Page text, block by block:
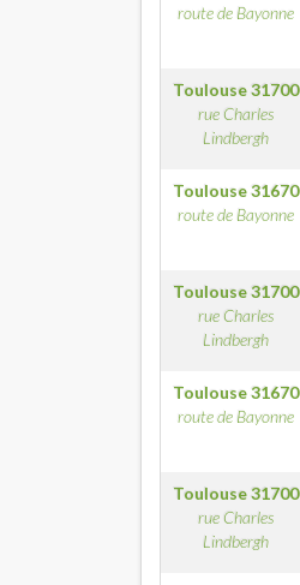
route de Bayonne
Toulouse31700
rue Charles
Lindbergh
Toulouse31670
route de Bayonne
Toulouse31700
rue Charles
Lindbergh
Toulouse31670
route de Bayonne
Toulouse31700
rue Charles
Lindbergh